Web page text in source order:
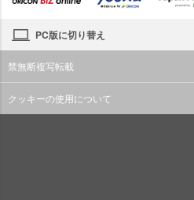
PC版に切り替え
禁無断複写転載
クッキーの使用について